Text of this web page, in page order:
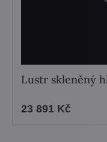
Lustr skleněný
23 891 Kč